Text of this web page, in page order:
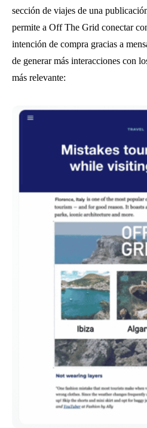
sección de viajes de una
permite a Off The Grid conectar
intención de compra gracias a
de generar más interacciones con
más relevante: